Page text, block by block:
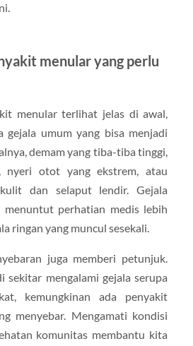
menular yang perlu
menular terlihat jelas di awal,
gejala umum yang bisa menjadi
demam yang tiba-tiba tinggi,
nyeri otot yang ekstrem, atau
dan selaput lendir. Gejala
perhatian medis lebih
ringan yang muncul sesekali.
juga memberi petunjuk.
sekitar mengalami gejala serupa
kemungkinan ada penyakit
menyebar. Mengamati kondisi
komunitas membantu kita